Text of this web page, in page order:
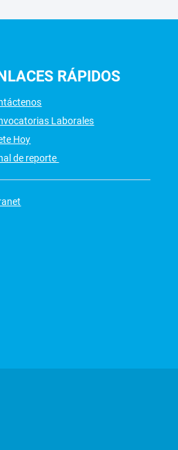
RÁPIDOS
Laborales
Hoy
de reporte